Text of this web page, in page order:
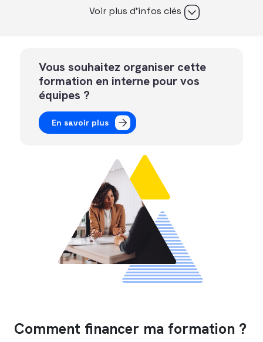
Voir plus d’infos clés
Vous souhaitez organiser cette
formation en interne pour vos
équipes ?
En savoir plus
Comment financer ma formation ?